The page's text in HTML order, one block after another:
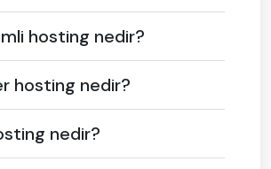
hosting nedir?
hosting nedir?
nedir?